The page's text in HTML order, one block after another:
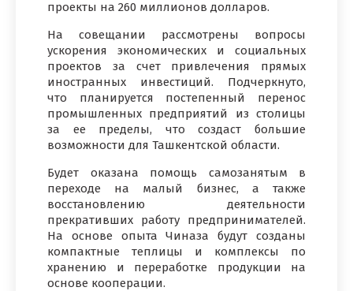
проекты на 260 миллионов долларов.
На совещании рассмотрены вопросы
ускорения экономических и социальных
проектов за счет привлечения прямых
иностранных инвестиций. Подчеркнуто,
что планируется постепенный перенос
промышленных предприятий из столицы
за ее пределы, что создаст большие
возможности для Ташкентской области.
Будет оказана помощь самозанятым в
переходе на малый бизнес, а также
восстановлению деятельности
прекративших работу предпринимателей.
На основе опыта Чиназа будут созданы
компактные теплицы и комплексы по
хранению и переработке продукции на
основе кооперации.